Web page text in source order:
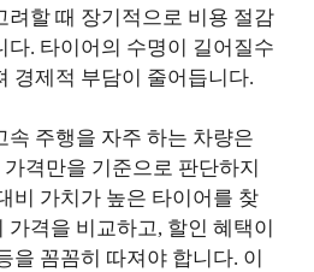
려할 때 장기적으로 비용 절감
다. 타이어의 수명이 길어질수
경제적 부담이 줄어듭니다.
속 주행을 자주 하는 차량은
격만을 기준으로 판단하지
비 가치가 높은 타이어를 찾
격을 비교하고, 할인 혜택이
을 꼼꼼히 따져야 합니다. 이